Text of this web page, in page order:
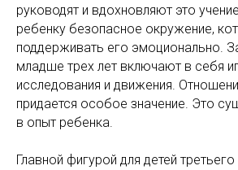
руководят и вдохновляют это
ребенку безопасное окружение,
поддерживать его эмоционально.
младше трех лет включают в себя
исследования и движения.
придается особое значение. Это
в опыт ребенка.
Главной фигурой для детей